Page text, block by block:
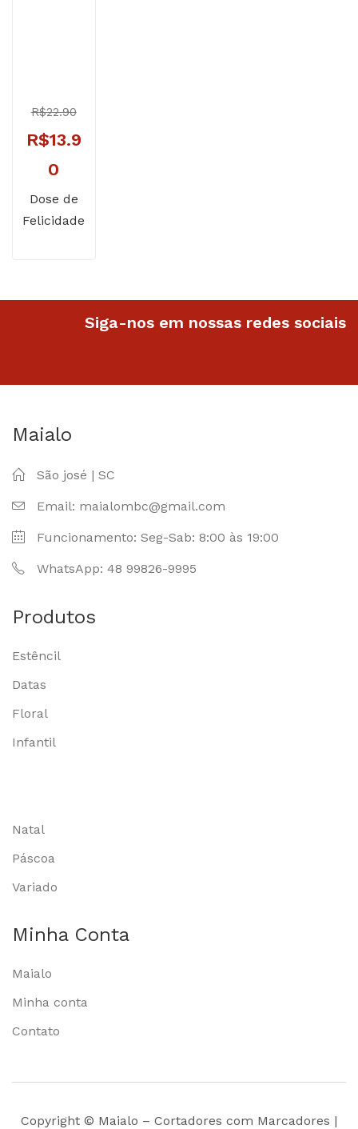
R$22.90
O
preço
original
era:
R$13.9
0
preço
atual
Dose de
Felicidade
Siga-nos em nossas redes sociais
Maialo
São josé | SC
Email: maialombc@gmail.com
Funcionamento: Seg-Sab: 8:00 às 19:00
WhatsApp: 48 99826-9995
Produtos
Estêncil
Datas
Floral
Infantil
Natal
Páscoa
Variado
Minha Conta
Maialo
Minha conta
Contato
Copyright © Maialo – Cortadores com Marcadores |